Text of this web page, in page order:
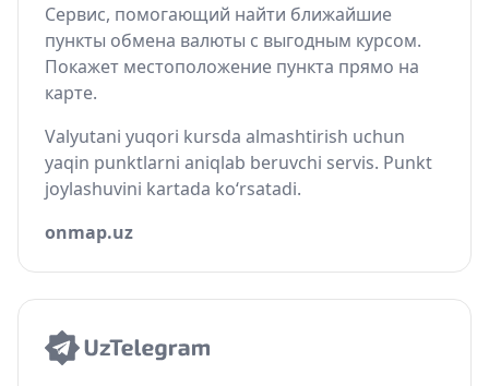
Сервис, помогающий найти ближайшие
пункты обмена валюты с выгодным курсом.
Покажет местоположение пункта прямо на
карте.
Valyutani yuqori kursda almashtirish uchun
yaqin punktlarni aniqlab beruvchi servis. Punkt
joylashuvini kartada ko‘rsatadi.
onmap.uz